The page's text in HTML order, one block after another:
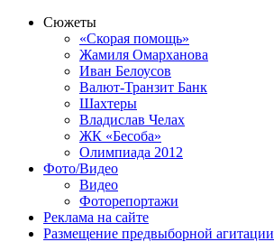
Сюжеты
«Скорая помощь»
Жамиля Омарханова
Иван Белоусов
Валют-Транзит Банк
Шахтеры
Владислав Челах
ЖК «Бесоба»
Олимпиада 2012
Фото/Видео
Видео
Фоторепортажи
Реклама на сайте
Размещение предвыборной агитации